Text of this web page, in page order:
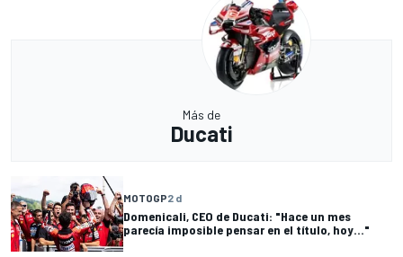
Más de
Ducati
MOTOGP2 d
Domenicali, CEO de Ducati: "Hace un mes
parecía imposible pensar en el título, hoy..."